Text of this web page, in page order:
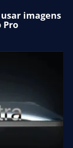
imagens
Pro